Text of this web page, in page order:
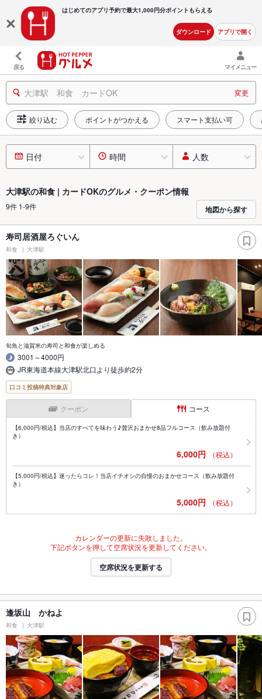
はじめてのアプリ予約で最大1,000円分ポイントもらえる
ダウンロード アプリで開く
戻る マイメニュー
大津駅 和食 カードOK 変更
絞り込む ポイントがつかえる スマート支払い可
日付 時間 人数
大津駅の和食 | カードOKのグルメ・クーポン情報
9件 1-9件 地図から探す
寿司居酒屋ろぐいん
和食 大津駅
旬魚と滋賀米の寿司と和食が楽しめる
3001～4000円
JR東海道本線大津駅北口より徒歩約2分
口コミ投稿特典対象店
クーポン コース
【6,000円/税込】当店のすべてを味わう♪贅沢おまかせ8品フルコース（飲み放題付
き）
6,000円 （税込）
【5,000円/税込】迷ったらコレ！当店イチオシの自慢のおまかせコース（飲み放題付
き）
5,000円 （税込）
カレンダーの更新に失敗しました。
下記ボタンを押して空席状況を更新してください。
空席状況を更新する
逢坂山 かねよ
和食 大津駅